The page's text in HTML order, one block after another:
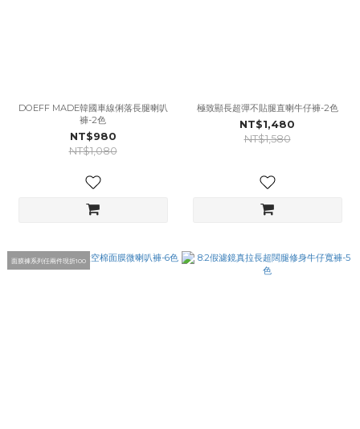
DOEFF MADE韓國車線俐落長腿喇叭
褲-2色
NT$980
NT$1,080
極致顯長超彈不貼腿直喇牛仔褲-2色
NT$1,480
NT$1,580
面膜褲系列任兩件現折100